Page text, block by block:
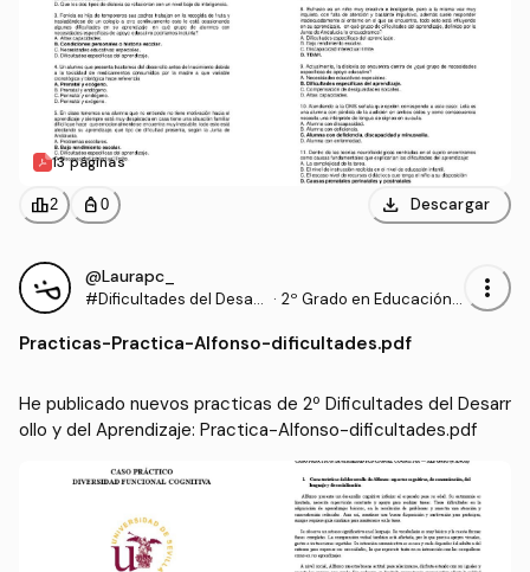
13 páginas
leaderboard2 personal_bag 0 download Descargar
@Laurapc_
#Dificultades del Desarr · 2º Grado en Educación I
more_vert
Practicas-Practica-Alfonso-dificultades.pdf
He publicado nuevos practicas de 2º Dificultades del Desarr
ollo y del Aprendizaje: Practica-Alfonso-dificultades.pdf